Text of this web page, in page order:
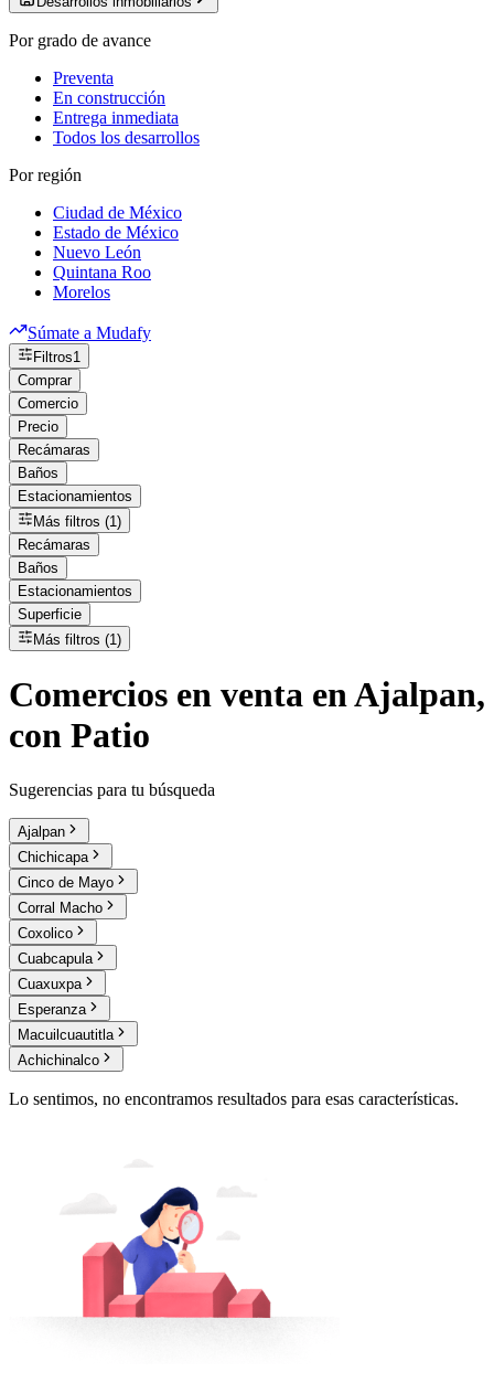
Por grado de avance
Preventa
En construcción
Entrega inmediata
Todos los desarrollos
Por región
Ciudad de México
Estado de México
Nuevo León
Quintana Roo
Morelos
Súmate a Mudafy
Filtros1
Comprar
Comercio
Precio
Recámaras
Baños
Estacionamientos
Más filtros (1)
Recámaras
Baños
Estacionamientos
Superficie
Más filtros (1)
Comercios en venta en Ajalpan,
con Patio
Sugerencias para tu búsqueda
Ajalpan
Chichicapa
Cinco de Mayo
Corral Macho
Coxolico
Cuabcapula
Cuaxuxpa
Esperanza
Macuilcuautitla
Achichinalco
Lo sentimos, no encontramos resultados para esas características.